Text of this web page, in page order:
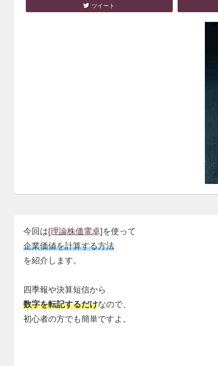
ツイート
今回は[理論株価電卓]を使って
企業価値を計算する方法
を紹介します。
四季報や決算短信から
数字を転記するだけなので、
初心者の方でも簡単ですよ。